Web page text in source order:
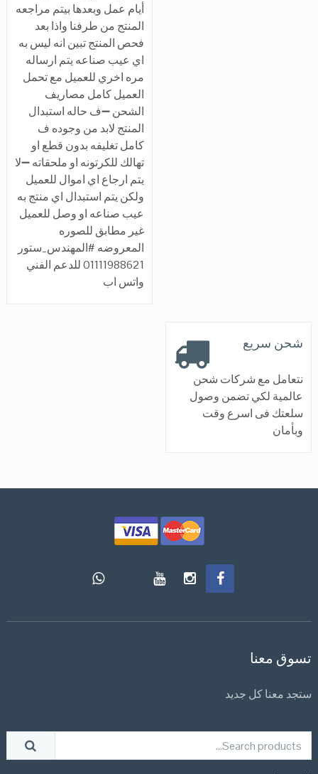
أيام عمل وبعدها بيتم مراجعه
المنتج من طرفنا واذا بعد
فحص المنتج تبين انه ليس به
اي عيب صناعه يتم ارساله
مره اخري للعميل مع تحمل
العميل كامل مصاريف
الشحن ➖ف حاله استبدال
المنتج لابد من وجوده ف
كامل تغليفه بدون قطع او
تهالك للكرتونه او ملحقاته ➖لا
يتم ارجاع اي اموال للعميل
ولكن يتم استبدال اي منتج به
عيب صناعه او وصل للعميل
غير مطابق للصوره
المعروضه #المهندس_ستور
01111988621 للدعم الفني
واتس اب
شحن سريع
نتعامل مع شركات شحن
عالمية لكي تضمن وصول
سلعتك فى اسرع وقت
وبأمان
تسوق معنا
ستجد معنا كل جديد